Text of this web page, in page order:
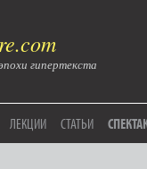
гипертекста
ЛЕКЦИИ СТАТЬИ